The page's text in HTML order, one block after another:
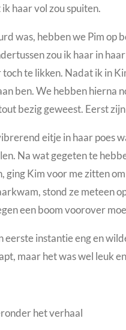
haar vol zou spuiten.
was, hebben we Pim op
zou ik haar in
toch te likken. Nadat ik in
ben. We hebben hierna
bezig geweest. Eerst
eitje in haar poes
Na wat gegeten te
ging Kim voor me zitten
stond ze meteen
een boom voorover
eerste instantie eng en
maar het was wel leuk
het verhaal